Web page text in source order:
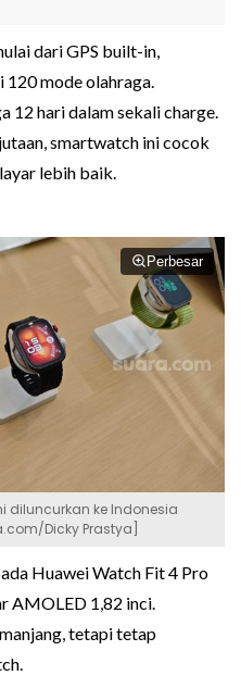
dari GPS built-in,
120 mode olahraga.
12 hari dalam sekali charge.
smartwatch ini cocok
lebih baik.
Perbesar
diluncurkan ke Indonesia
Dicky Prastya]
Huawei Watch Fit 4 Pro
AMOLED 1,82 inci.
tetapi tetap